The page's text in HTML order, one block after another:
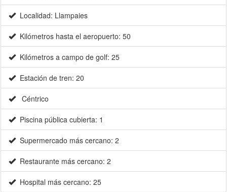
Localidad: Llampaies
Kilómetros hasta el aeropuerto: 50
Kilómetros a campo de golf: 25
Estación de tren: 20
Céntrico
Piscina pública cubierta: 1
Supermercado más cercano: 2
Restaurante más cercano: 2
Hospital más cercano: 25